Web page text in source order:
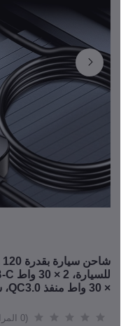
× 30 واط منفذ QC3.0، شاشة LED
(0 المراجعات)